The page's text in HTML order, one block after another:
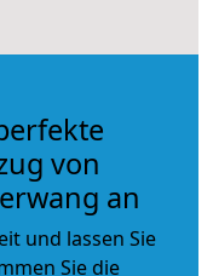
von
an
und lassen Sie
Sie die